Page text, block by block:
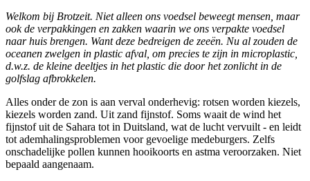
Welkom bij Brotzeit. Niet alleen ons voedsel beweegt mensen, maar
ook de verpakkingen en zakken waarin we ons verpakte voedsel
naar huis brengen. Want deze bedreigen de zeeën. Nu al zouden de
oceanen zwelgen in plastic afval, om precies te zijn in microplastic,
d.w.z. de kleine deeltjes in het plastic die door het zonlicht in de
golfslag afbrokkelen.
Alles onder de zon is aan verval onderhevig: rotsen worden kiezels,
kiezels worden zand. Uit zand fijnstof. Soms waait de wind het
fijnstof uit de Sahara tot in Duitsland, wat de lucht vervuilt - en leidt
tot ademhalingsproblemen voor gevoelige medeburgers. Zelfs
onschadelijke pollen kunnen hooikoorts en astma veroorzaken. Niet
bepaald aangenaam.